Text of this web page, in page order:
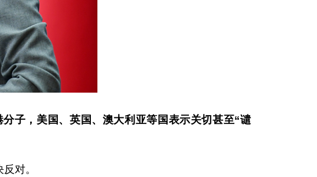
子，美国、英国、澳大利亚等国表示关切甚至“谴
对。